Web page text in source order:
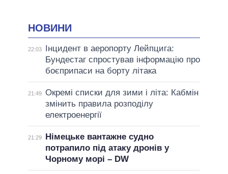
НОВИНИ
22:03
Інцидент в аеропорту Лейпцига:
Бундестаг спростував інформацію про
боєприпаси на борту літака
21:49 Окремі списки для зими і літа: Кабмін
змінить правила розподілу
електроенергії
21:29
Німецьке вантажне судно
потрапило під атаку дронів у
Чорному морі – DW